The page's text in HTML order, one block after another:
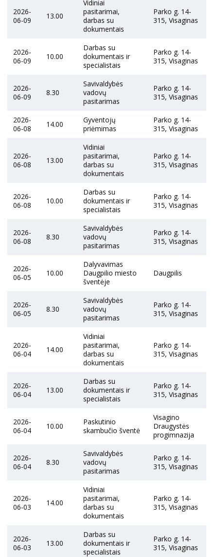
2026-
06-09
13.00
Vidiniai
pasitarimai,
darbas su
dokumentais
Parko g. 14-
315, Visaginas
2026-
06-09
10.00
Darbas su
dokumentais ir
specialistais
Parko g. 14-
315, Visaginas
2026-
06-09
8.30
Savivaldybės
vadovų
pasitarimas
Parko g. 14-
315, Visaginas
2026-
06-08
14.00
Gyventojų
priėmimas
Parko g. 14-
315, Visaginas
2026-
06-08
13.00
Vidiniai
pasitarimai,
darbas su
dokumentais
Parko g. 14-
315, Visaginas
2026-
06-08
10.00
Darbas su
dokumentais ir
specialistais
Parko g. 14-
315, Visaginas
2026-
06-08
8.30
Savivaldybės
vadovų
pasitarimas
Parko g. 14-
315, Visaginas
2026-
06-05
10.00
Dalyvavimas
Daugpilio miesto
šventėje
Daugpilis
2026-
06-05
8.30
Savivaldybės
vadovų
pasitarimas
Parko g. 14-
315, Visaginas
2026-
06-04
14.00
Vidiniai
pasitarimai,
darbas su
dokumentais
Parko g. 14-
315, Visaginas
2026-
06-04
13.00
Darbas su
dokumentais ir
specialistais
Parko g. 14-
315, Visaginas
2026-
06-04
10.00
Paskutinio
skambučio šventė
Visagino
Draugystės
progimnazija
2026-
06-04
8.30
Savivaldybės
vadovų
pasitarimas
Parko g. 14-
315, Visaginas
2026-
06-03
14.00
Vidiniai
pasitarimai,
darbas su
dokumentais
Parko g. 14-
315, Visaginas
2026-
06-03
13.00
Darbas su
dokumentais ir
specialistais
Parko g. 14-
315, Visaginas